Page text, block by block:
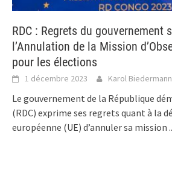
RDC : Regrets du gouvernement
l’Annulation de la Mission
pour les élections
1 décembre 2023 Karol Biedermann
Le gouvernement de la République
(RDC) exprime ses regrets quant à la
européenne (UE) d’annuler sa mission